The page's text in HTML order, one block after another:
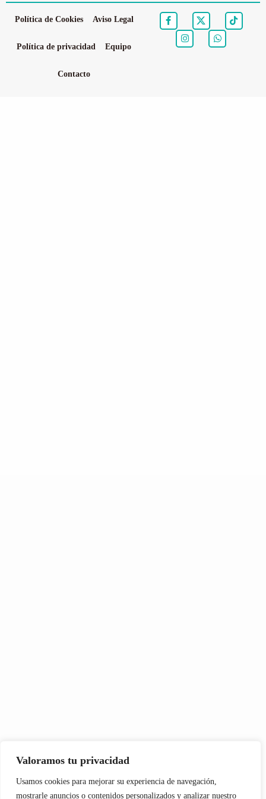
Valoramos tu privacidad
Usamos cookies para mejorar su experiencia de navegación,
mostrarle anuncios o contenidos personalizados y analizar nuestro
Política de Cookies Aviso Legal
Política de privacidad Equipo
Contacto